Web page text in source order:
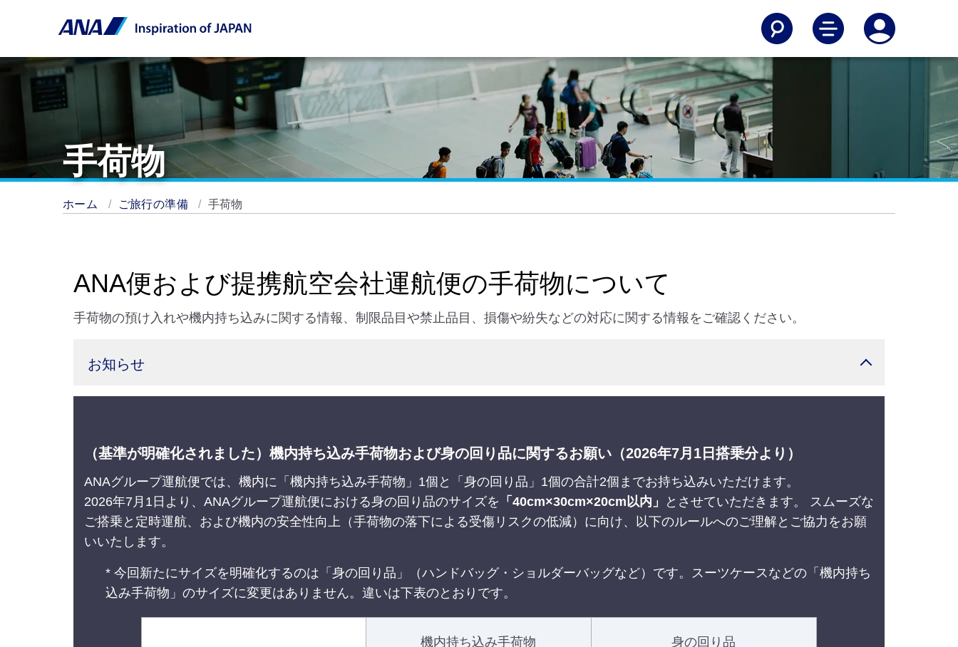
手荷物
ホーム ご旅行の準備 手荷物
ANA便および提携航空会社運航便の手荷物について
手荷物の預け入れや機内持ち込みに関する情報、制限品目や禁止品目、損傷や紛失などの対応に関する情報をご確認ください。
お知らせ
（基準が明確化されました）機内持ち込み手荷物および身の回り品に関するお願い（2026年7月1日搭乗分より）
ANAグループ運航便では、機内に「機内持ち込み手荷物」1個と「身の回り品」1個の合計2個までお持ち込みいただけます。
2026年7月1日より、ANAグループ運航便における身の回り品のサイズを 「40cm×30cm×20cm以内」
とさせていただきます。 スムーズな
ご搭乗と定時運航、および機内の安全性向上（手荷物の落下による受傷リスクの低減）に向け、以下のルールへのご理解とご協力をお願
いいたします。
* 今回新たにサイズを明確化するのは「身の回り品」（ハンドバッグ・ショルダーバッグなど）です。スーツケースなどの「機内持ち
込み手荷物」のサイズに変更はありません。違いは下表のとおりです。
機内持ち込み手荷物
身の回り品